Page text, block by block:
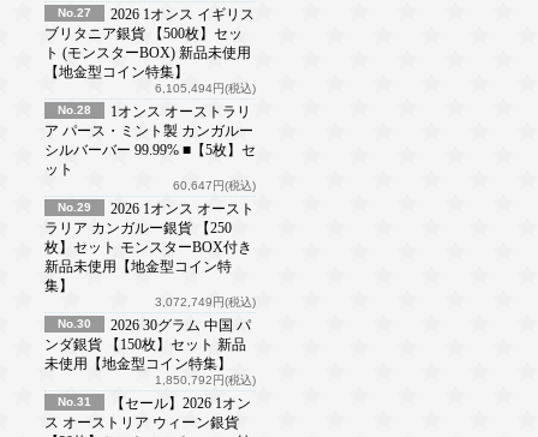
No.27
2026 1オンス イギリス
ブリタニア銀貨 【500枚】セッ
ト (モンスターBOX) 新品未使用
【地金型コイン特集】
6,105,494円(税込)
No.28
1オンス オーストラリ
ア パース・ミント製 カンガルー
シルバーバー 99.99% ■【5枚】セ
ット
60,647円(税込)
No.29
2026 1オンス オースト
ラリア カンガルー銀貨 【250
枚】セット モンスターBOX付き
新品未使用【地金型コイン特
集】
3,072,749円(税込)
No.30
2026 30グラム 中国 パ
ンダ銀貨 【150枚】セット 新品
未使用【地金型コイン特集】
1,850,792円(税込)
No.31
【セール】2026 1オン
ス オーストリア ウィーン銀貨